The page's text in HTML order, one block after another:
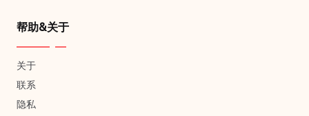
帮助&关于
关于
联系
隐私